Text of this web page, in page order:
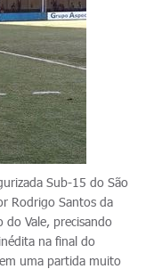
Sub-15 do São
Rodrigo Santos da
Vale, precisando
na final do
uma partida muito